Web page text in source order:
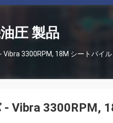
圧 製品
Vibra 3300RPM, 18M シートパイ
Vibra 3300RPM,